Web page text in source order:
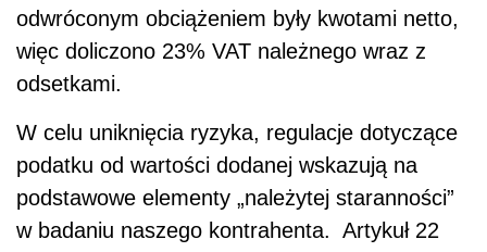
odwróconym obciążeniem były kwotami netto,
więc doliczono 23% VAT należnego wraz z
odsetkami.
W celu uniknięcia ryzyka, regulacje dotyczące
podatku od wartości dodanej wskazują na
podstawowe elementy „należytej staranności”
w badaniu naszego kontrahenta. Artykuł 22